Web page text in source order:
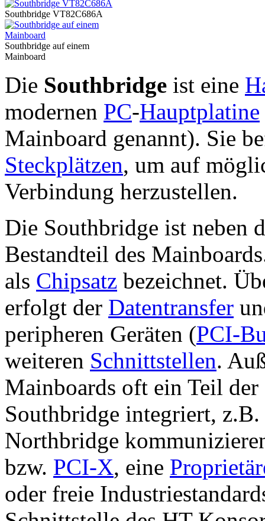
Southbridge VT82C686A
Southbridge auf einem
Mainboard
Die Southbridge ist eine
modernen PC-Hauptplatine
Mainboard genannt). Sie
Steckplätzen, um auf
Verbindung herzustellen.
Die Southbridge ist neben
Bestandteil des
als Chipsatz bezeichnet.
erfolgt der Datentransfer
peripheren Geräten (PCI-
weiteren Schnittstellen.
Mainboards oft ein Teil
Southbridge integriert,
Northbridge
bzw. PCI-X, eine
oder freie